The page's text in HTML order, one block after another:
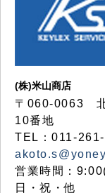
(株)米山商店
〒060-0063 北
10番地
TEL：011-
営業時間：
日・祝・他